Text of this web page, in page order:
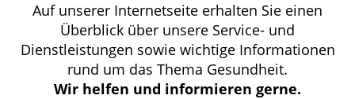
Auf unserer Internetseite erhalten Sie einen
Überblick über unsere Service- und
Dienstleistungen sowie wichtige Informationen
rund um das Thema Gesundheit.
Wir helfen und informieren gerne.